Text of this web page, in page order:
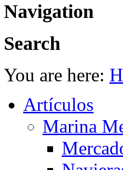
Navigation
Search
You are here:
Artículos
Marina